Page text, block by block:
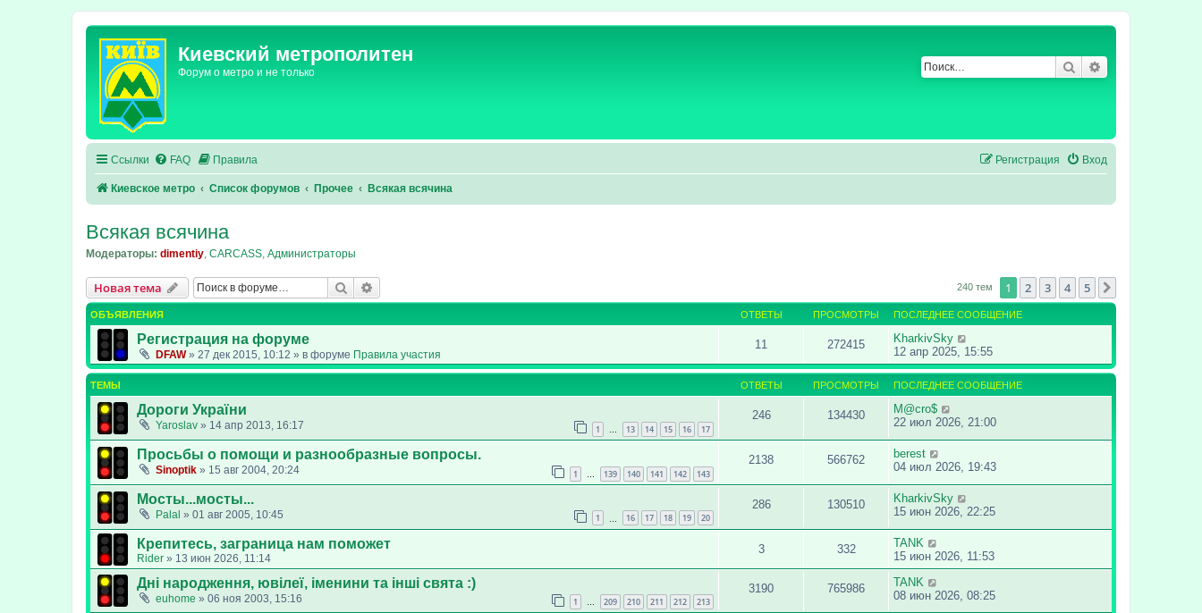
Киевский метрополитен
Форум о метро и не только Поиск
Ссылки FAQ Правила Вход
Регистрация
Киевское метро Список форумов Прочее Всякая всячина
Всякая всячина
Модераторы: dimentiy, CARCASS, Администраторы
Новая тема Поиск 240 тем 1 2 3 4 5
ОБЪЯВЛЕНИЯ ОТВЕТЫ ПРОСМОТРЫ ПОСЛЕДНЕЕ СООБЩЕНИЕ
Регистрация на форуме
DFAW» 27 дек 2015, 10:12 » в форуме Правила участия
11 272415
KharkivSky
12 апр 2025, 15:55
ТЕМЫ ОТВЕТЫ ПРОСМОТРЫ ПОСЛЕДНЕЕ СООБЩЕНИЕ
Дороги України
Yaroslav » 14 апр 2013, 16:17 1 13 14 15 16 17
246 134430
M@cro$
22 июл 2026, 21:00
Просьбы о помощи и разнообразные вопросы.
Sinoptik » 15 авг 2004, 20:24 1 139 140 141 142 143
2138 566762
berest
04 июл 2026, 19:43
Мосты...мосты...
Palal » 01 авг 2005, 10:45 1 16 17 18 19 20
286 130510
KharkivSky
15 июн 2026, 22:25
Крепитесь, заграница нам поможет
Rider » 13 июн 2026, 11:14
3 332
TANK
15 июн 2026, 11:53
Дні народження, ювілеї, іменини та інші свята :)
euhome » 06 ноя 2003, 15:16 1 … 209 210 211 212 213
3190 765986
TANK
08 июн 2026, 08:25